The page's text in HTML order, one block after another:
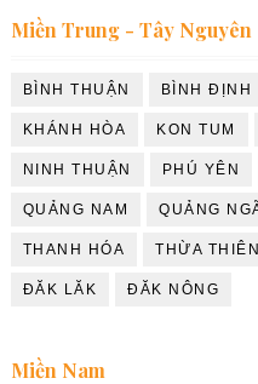
Miền Trung - Tây Nguyên
BÌNH THUẬN BÌNH ĐỊNH
KHÁNH HÒA KON TUM
NINH THUẬN PHÚ YÊN
QUẢNG NAM QUẢNG
THANH HÓA THỪA
ĐĂK LĂK ĐĂK NÔNG
Miền Nam